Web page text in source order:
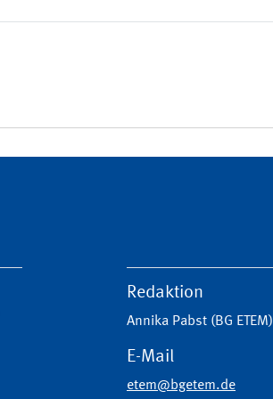
Redaktion
Annika Pabst (BG ETEM)
E-Mail
etem@bgetem.de